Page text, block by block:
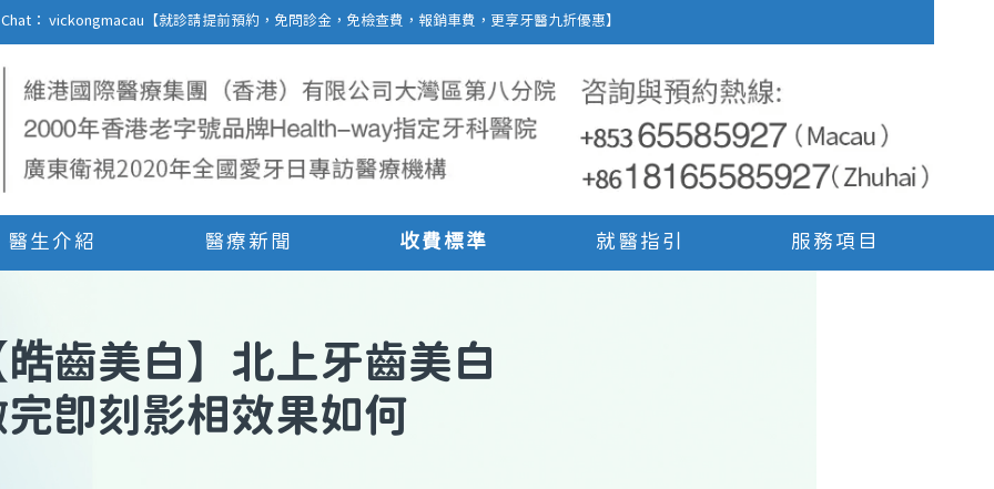
： vickongmacau【就診請提前預約，免問診金，免檢查費，報銷車費，更享牙醫九折優惠】
醫生介紹 醫療新聞 收費標準 就醫指引 服務項目
皓齒美白】 北上牙齒美白
即刻影相效果如何